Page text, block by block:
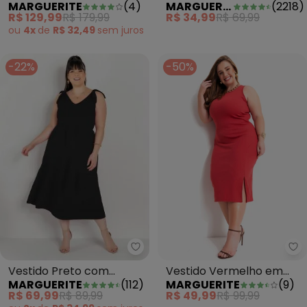
Tricot
MARGUERITE (4)
R$ 129,99R$ 179,99
ou 4x de R$ 32,49 sem juros
Mangas Princesa Plus
Size
MARGUERITE (2218)
R$ 34,99R$ 69,99
-22%
Marguerite - Vestido Preto
Vestido Preto com
Amarração Plus Size
MARGUERITE (112)
R$ 69,99R$ 89,99
-50%
Vestido Vermelho em
Canelado
MARGUERITE (9)
R$ 49,99R$ 99,99